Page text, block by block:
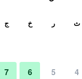
ث ر خ ج
4
5
6
7